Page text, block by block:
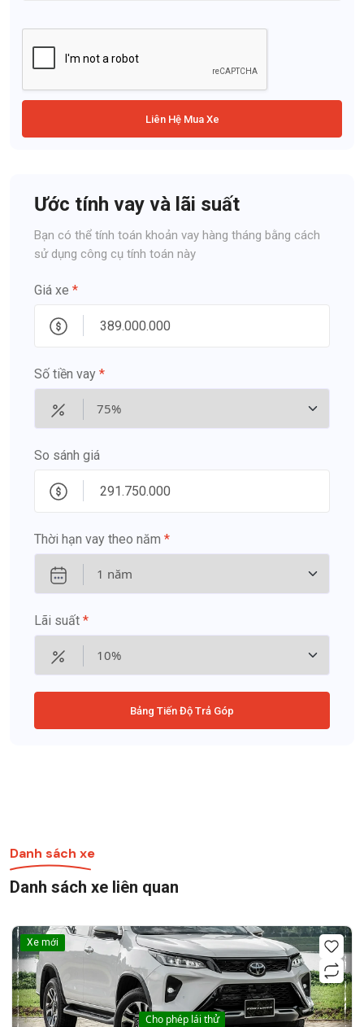
Liên Hệ Mua Xe
Ước tính vay và lãi suất
Bạn có thể tính toán khoản vay hàng tháng bằng cách
sử dụng công cụ tính toán này
Giá xe *
Số tiền vay *
So sánh giá
Thời hạn vay theo năm *
Lãi suất *
Bảng Tiến Độ Trả Góp
Danh sách xe
Danh sách xe liên quan
Xe mới
Cho phép lái thử